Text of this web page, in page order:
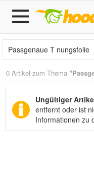
0 Artikel zum Thema
Ungültiger
entfernt oder ist
Informationen zu